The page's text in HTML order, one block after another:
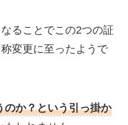
ることでこの2つの証
変更に至ったようで
のか？という引っ掛か